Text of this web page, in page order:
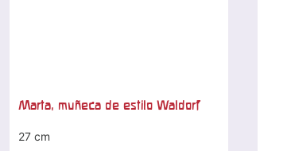
Marta, muñeca de estilo Waldorf
27 cm